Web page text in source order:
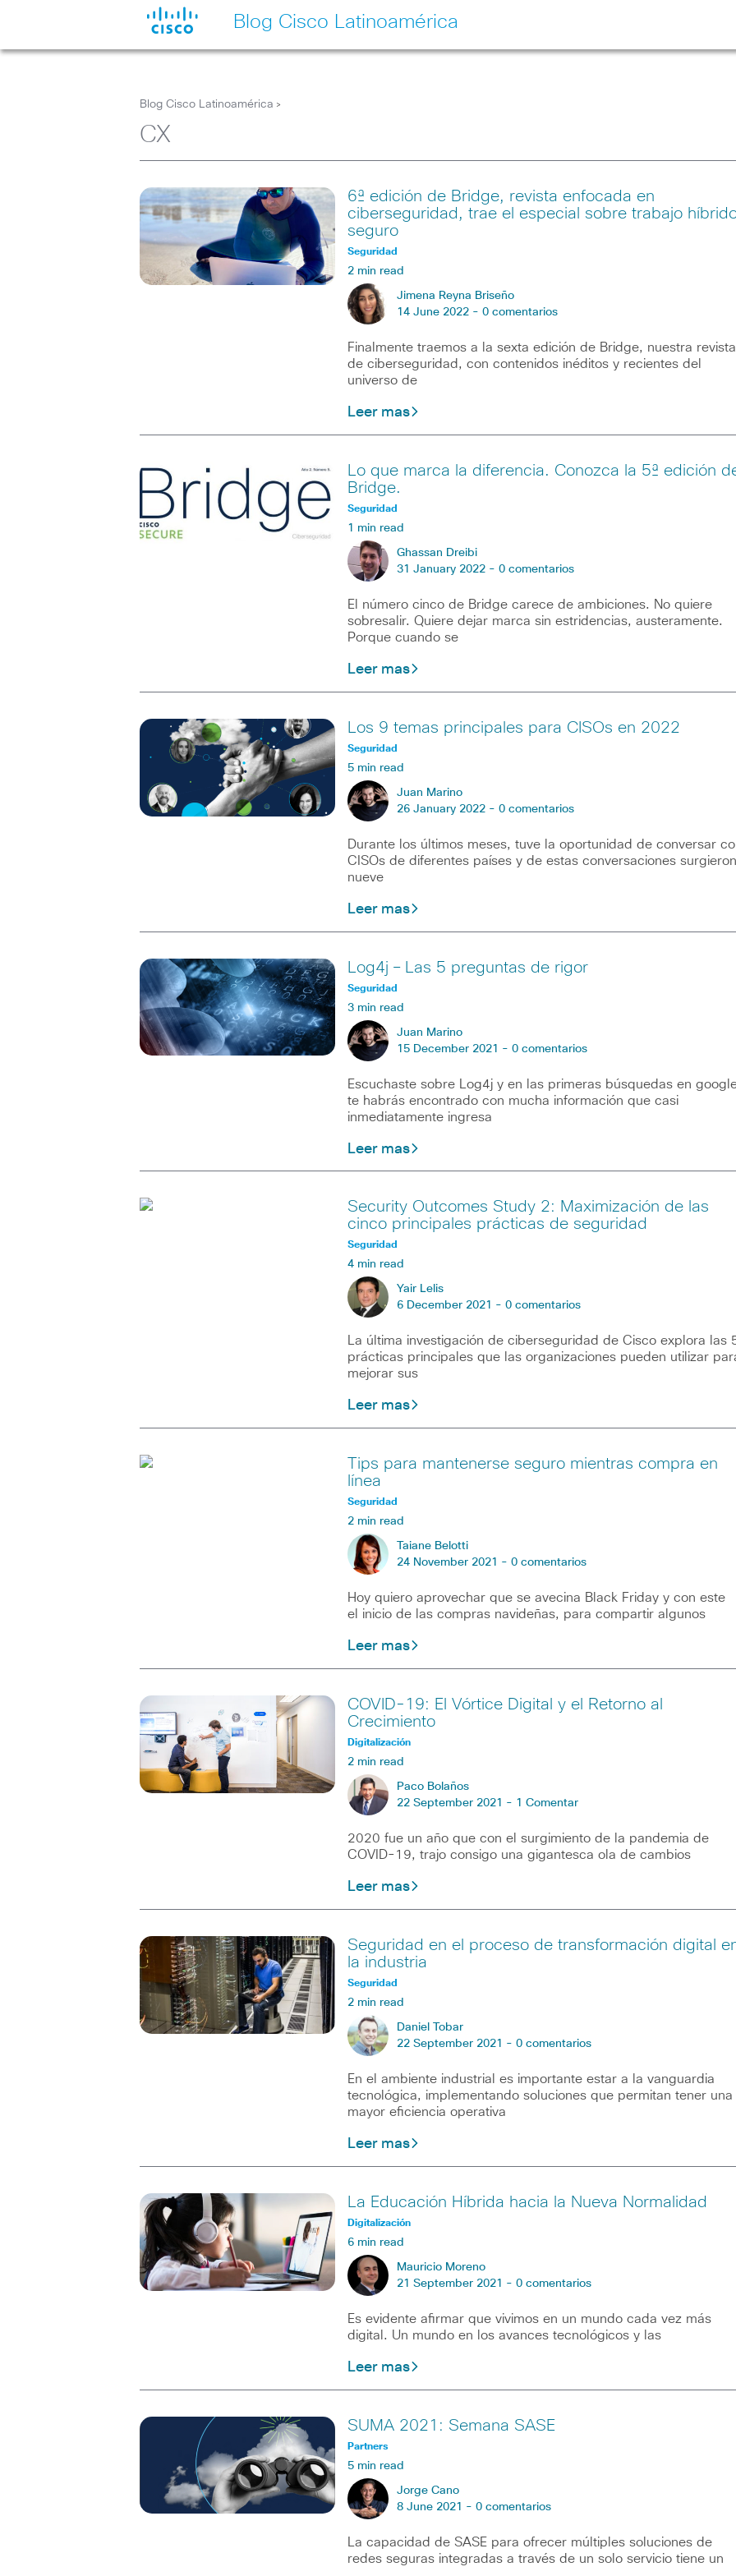
Blog Cisco Latinoamérica
Blog Cisco Latinoamérica >
CX
6ª edición de Bridge, revista enfocada en
ciberseguridad, trae el especial sobre trabajo
seguro
Seguridad
2 min read
Jimena Reyna Briseño
14 June 2022 - 0 comentarios
Finalmente traemos a la sexta edición de Bridge, nuestra revista
de ciberseguridad, con contenidos inéditos y recientes del
universo de
Leer mas
Lo que marca la diferencia. Conozca la 5ª edición
Bridge.
Seguridad
1 min read
Ghassan Dreibi
31 January 2022 - 0 comentarios
El número cinco de Bridge carece de ambiciones. No quiere
sobresalir. Quiere dejar marca sin estridencias, austeramente.
Porque cuando se
Leer mas
Los 9 temas principales para CISOs en 2022
Seguridad
5 min read
Juan Marino
26 January 2022 - 0 comentarios
Durante los últimos meses, tuve la oportunidad de conversar
CISOs de diferentes países y de estas conversaciones surgieron
nueve
Leer mas
Log4j – Las 5 preguntas de rigor
Seguridad
3 min read
Juan Marino
15 December 2021 - 0 comentarios
Escuchaste sobre Log4j y en las primeras búsquedas en
te habrás encontrado con mucha información que casi
inmediatamente ingresa
Leer mas
Security Outcomes Study 2: Maximización de las
cinco principales prácticas de seguridad
Seguridad
4 min read
Yair Lelis
6 December 2021 - 0 comentarios
La última investigación de ciberseguridad de Cisco explora las
prácticas principales que las organizaciones pueden utilizar
mejorar sus
Leer mas
Tips para mantenerse seguro mientras compra en
línea
Seguridad
2 min read
Taiane Belotti
24 November 2021 - 0 comentarios
Hoy quiero aprovechar que se avecina Black Friday y con este
el inicio de las compras navideñas, para compartir algunos
Leer mas
COVID-19: El Vórtice Digital y el Retorno al
Crecimiento
Digitalización
2 min read
Paco Bolaños
22 September 2021 - 1 Comentar
2020 fue un año que con el surgimiento de la pandemia de
COVID-19, trajo consigo una gigantesca ola de cambios
Leer mas
Seguridad en el proceso de transformación digital
la industria
Seguridad
2 min read
Daniel Tobar
22 September 2021 - 0 comentarios
En el ambiente industrial es importante estar a la vanguardia
tecnológica, implementando soluciones que permitan tener una
mayor eficiencia operativa
Leer mas
La Educación Híbrida hacia la Nueva Normalidad
Digitalización
6 min read
Mauricio Moreno
21 September 2021 - 0 comentarios
Es evidente afirmar que vivimos en un mundo cada vez más
digital. Un mundo en los avances tecnológicos y las
Leer mas
SUMA 2021: Semana SASE
Partners
5 min read
Jorge Cano
8 June 2021 - 0 comentarios
La capacidad de SASE para ofrecer múltiples soluciones de
redes seguras integradas a través de un solo servicio tiene un